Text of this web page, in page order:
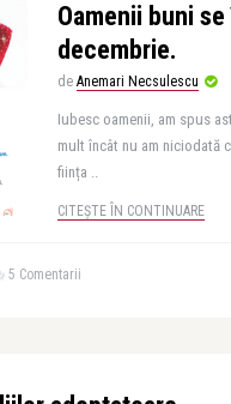
Oamenii buni
decembrie.
de Anemari Necsulescu
Iubesc oamenii, am spus
mult încât nu am niciodată
ființa ..
CITEȘTE ÎN CONTINUARE
5 Comentarii